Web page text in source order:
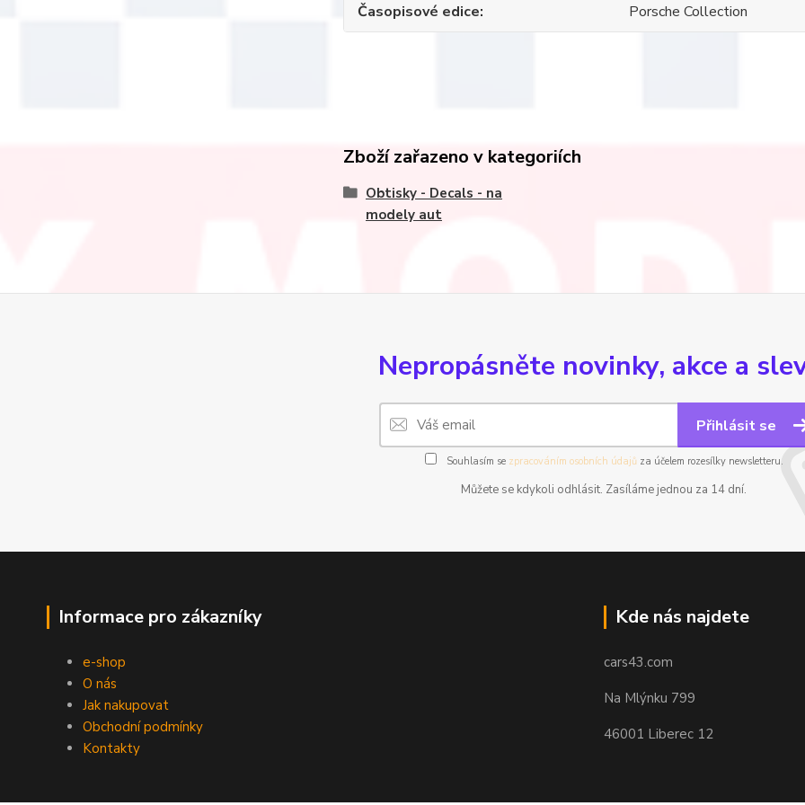
Časopisové edice Porsche Collection
Zboží zařazeno v kategoriích
Obtisky - Decals - na
modely aut
Nepropásněte novinky, akce a
Přihlásit se
Souhlasím se zpracováním osobních údajůza účelem rozesílky newsletteru.
Můžete se kdykoli odhlásit. Zasíláme jednou za 14 dní.
Informace pro zákazníky
e-shop
O nás
Jak nakupovat
Obchodní podmínky
Kontakty
Kde nás najdete
cars43.com
Na Mlýnku 799
46001 Liberec 12